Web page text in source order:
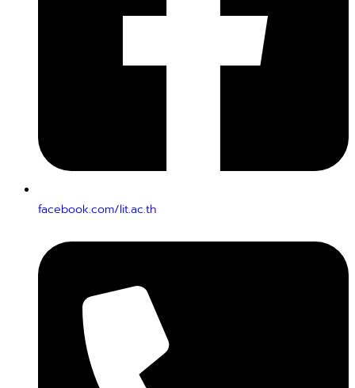
facebook.com/lit.ac.th